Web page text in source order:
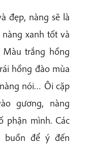
đẹp, nàng sẽ là
xanh tốt và
trắng hồng
hồng đào mùa
nói… Ôi cặp
gương, nàng
phận mình. Các
buồn để ý đến